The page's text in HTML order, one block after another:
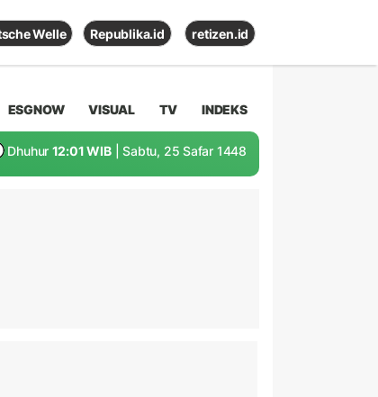
Welle Republika.id retizen.id
ESGNOW VISUAL TV INDEKS
Dhuhur 12:01 WIB | Sabtu, 25 Safar 1448